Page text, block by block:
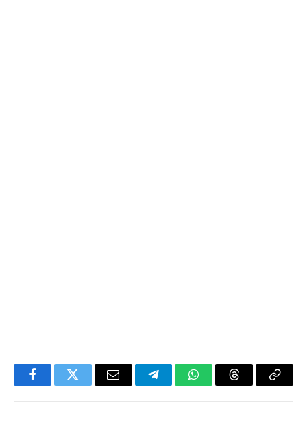
FacebookTwitter Email TelegramWhatsAppThreadsCopy